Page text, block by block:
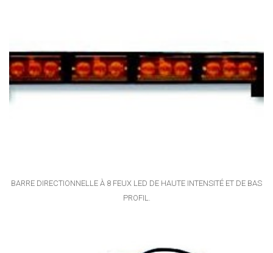
BARRE DIRECTIONNELLE À 8 FEUX LED DE HAUTE INTENSITÉ ET DE BAS
PROFIL.